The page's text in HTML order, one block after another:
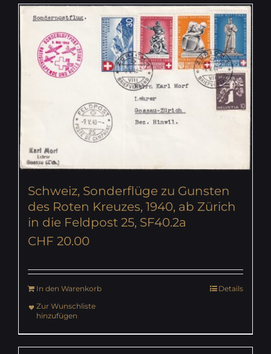
Schweiz, Sonderflüge zu Gunsten
des Roten Kreuzes, 1940, ab Zürich
in die Feldpost 25, SF40.2a
CHF 20.00
In den Warenkorb
Details
Zur Wunschliste
hinzufügen